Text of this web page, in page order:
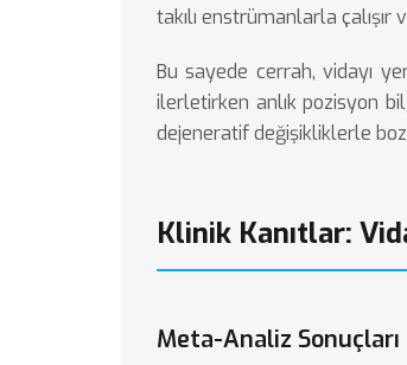
takılı enstrümanlarla
Bu sayede cerrah, vidayı
ilerletirken anlık pozisyon
dejeneratif değişikliklerle
Klinik Kanıtlar:
Meta-Analiz Sonuçları